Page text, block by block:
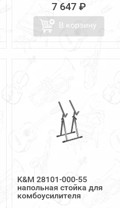
7 647 ₽
В корзину
K&M 28101-000-55
напольная стойка для
комбоусилителя